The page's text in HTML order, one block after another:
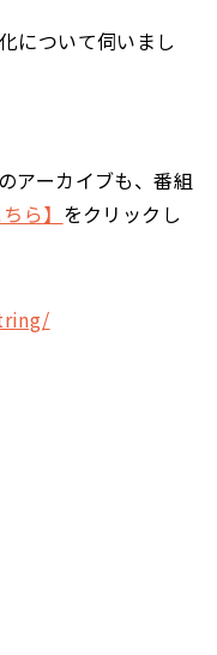
について伺いまし
アーカイブも、番組
ちら】 をクリックし